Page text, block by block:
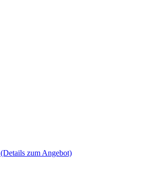
(Details zum Angebot)